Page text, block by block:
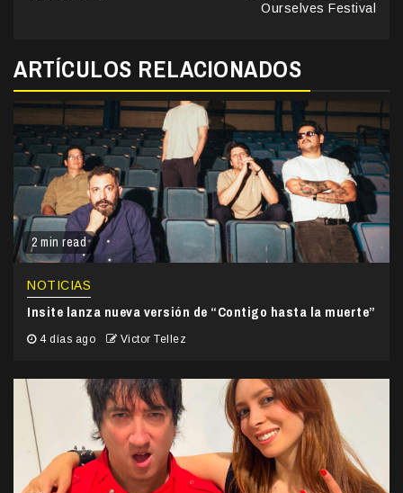
Ourselves Festival
ARTÍCULOS RELACIONADOS
2 min read
NOTICIAS
Insite lanza nueva versión de “Contigo hasta la muerte”
4 días ago Victor Tellez